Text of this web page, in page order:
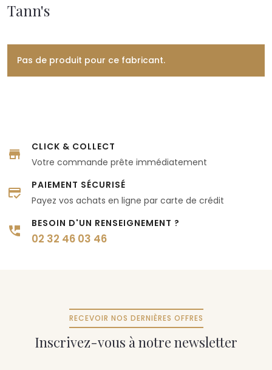
Tann's
Pas de produit pour ce fabricant.
CLICK & COLLECT
Votre commande prête immédiatement
PAIEMENT SÉCURISÉ
Payez vos achats en ligne par carte de crédit
BESOIN D'UN RENSEIGNEMENT ?
02 32 46 03 46
RECEVOIR NOS DERNIÈRES OFFRES
Inscrivez-vous à notre newsletter